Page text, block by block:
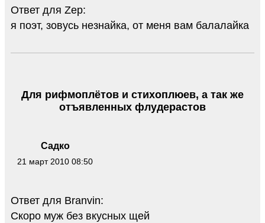
Ответ для Zep:
я поэт, зовусь незнайка, от меня вам балалайка
Садко
21 март 2010 08:50
Для рифмоплётов и стихоплюев, а так же
отъявленных флудерастов
Ответ для Branvin:
Скоро муж без вкусных щей